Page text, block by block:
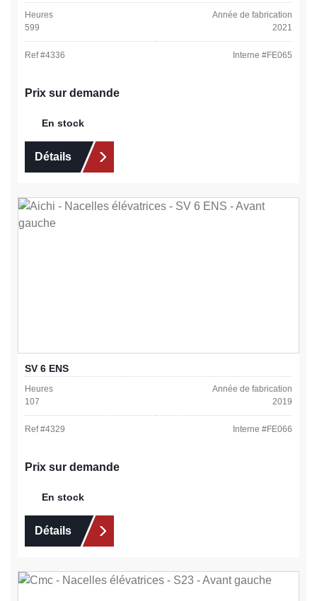
Heures
599
Année de fabrication
2021
Ref #4336 Interne #FE065
Prix sur demande
En stock
Détails
SV 6 ENS
Heures
107
Année de fabrication
2019
Ref #4329 Interne #FE066
Prix sur demande
En stock
Détails